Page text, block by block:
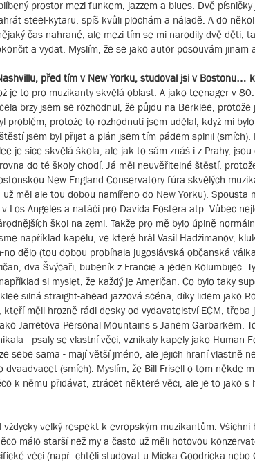
prostor mezi funkem, jazzem a blues. Dvě
steel-kytaru, spíš kvůli plochám a náladě. A do
čas nahrané, ale mezi tím se mi narodily dvě děti,
a vydat. Myslím, že se jako autor posouvám jinam
před tím v New Yorku, studoval jsi v Bostonu…
je to pro muzikanty skvělá oblast. A jako teenager v
brzy jsem se rozhodnul, že půjdu na Berklee, protože
problém, protože to rozhodnutí jsem udělal, když mi
jsem byl přijat a plán jsem tím pádem splnil
je sice skvělá škola, ale jak to sám znáš i z Prahy,
do té školy chodí. Já měl neuvěřitelné štěstí,
New England Conservatory fúra skvělých
měl ale tou dobou namířeno do New Yorku). Spousta
Los Angeles a natáčí pro Davida Fostera atp. Vůbec
škol na zemi. Takže pro mě bylo úplně
například kapelu, ve které hrál Vasil Hadžimanov,
dělo (tou dobou probíhala jugoslávská občanská
dva Švýcaři, bubeník z Francie a jeden Kolumbijec.
si myslet, že každý je Američan. Co bylo taky
silná straight-ahead jazzová scéna, díky lidem jako
měli hrozně rádi desky od vydavatelství ECM, třeba
Jarretova Personal Mountains s Janem Garbarkem.
- psaly se vlastní věci, vznikaly kapely jako Human
sebe sama - mají větší jméno, ale jejich hraní vlastně
(smích). Myslím, že Bill Frisell o tom někde
k němu přidávat, ztrácet některé věci, ale je to jako s
velký respekt k evropským muzikantům. Všichni
málo starší než my a často už měli hotovou
věci (např. chtěli studovat u Micka Goodricka nebo